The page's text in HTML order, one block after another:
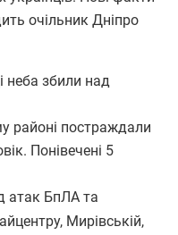
очільник Дніпро
неба збили над
районі постраждали
Понівечені 5
атак БпЛА та
Мирівській,